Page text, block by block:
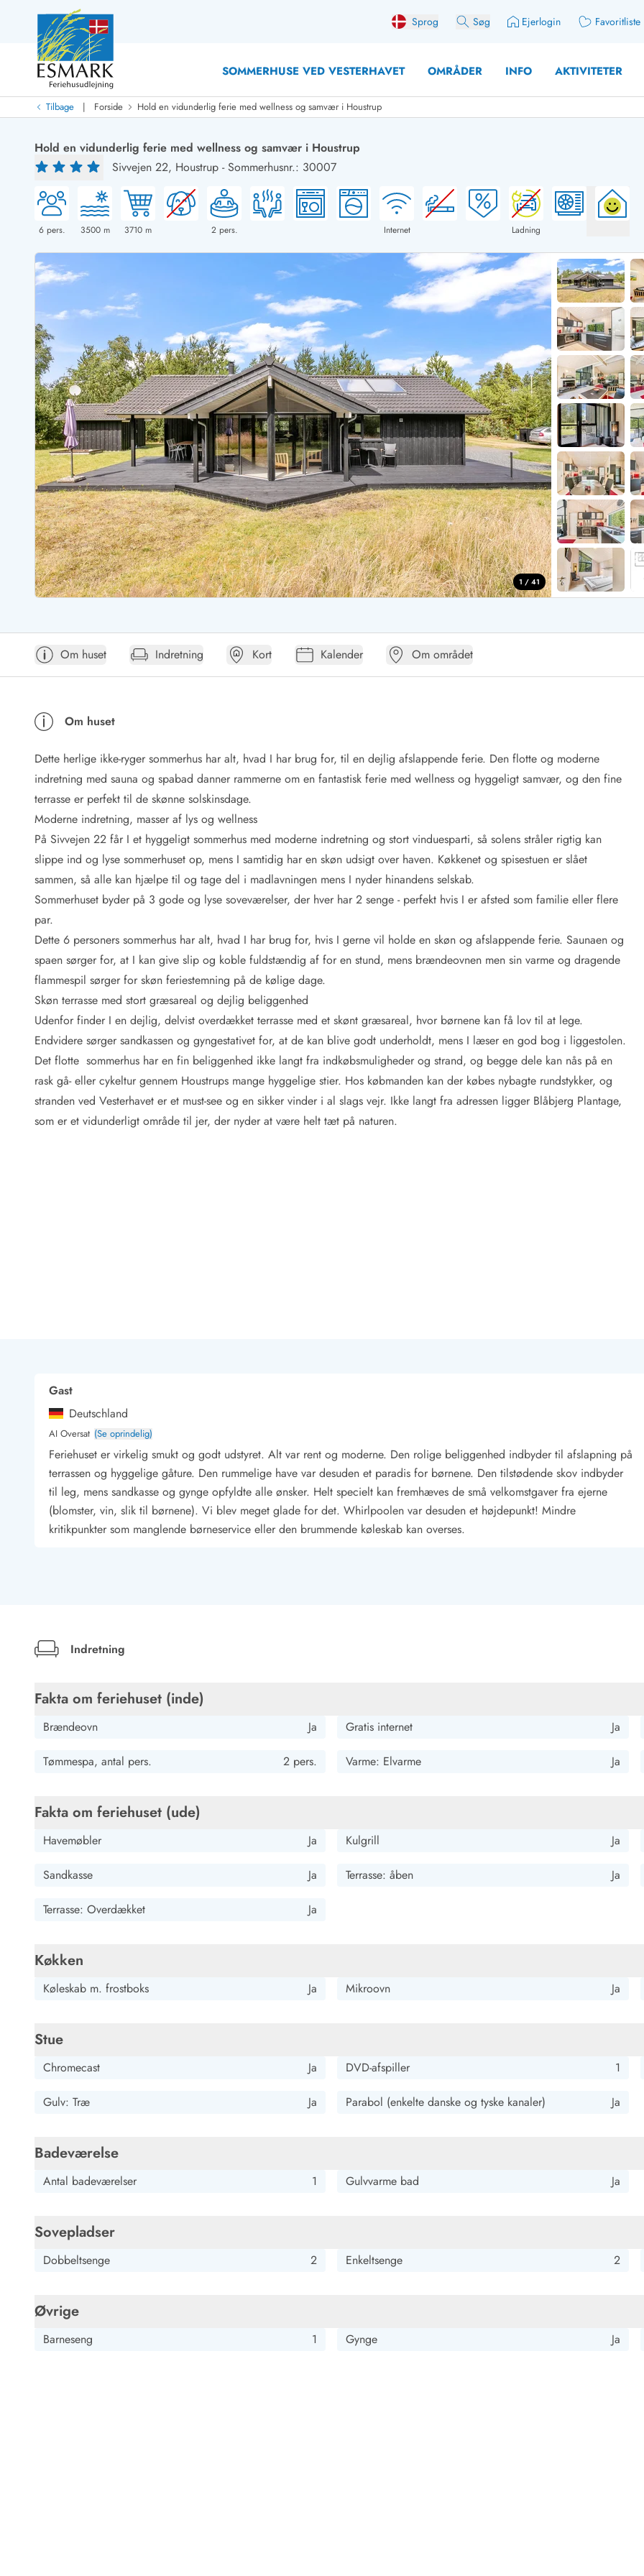
Sprog Søg Ejerlogin Favoritliste
SOMMERHUSE VED VESTERHAVET OMRÅDER INFO AKTIVITETER
Last Minute
Last minute
Nyheder
Nyheder hos Esmark Med swimmingpoolSommerhuse med hund
Nyrenoverede sommerhuse
Sommerhuse med slutrengøring inklusive
Sommerhuse tæt ved vandet
Nybyggede sommerhuse
Sommerhuse med sauna
Røgfrie/ikke-ryger sommerhuse
Sommerhuse med udsigt
Sommerhuse med spa
Sommerhuse med fredagsskift
Sommerhuse med lørdagsskift
Sommerhuse med søndagsskift
Sommerhuse med plads til fangsten
Sommerhuse med aktivitetsrum
Feriehuse med brændeovn
Luksussommerhuse
Sommerhuse med ydersæsonrabat
Sommerhuse for 2 personer
Sommerhuse for 4 Personer
Sommerhuse for 6 Personer
Sommerhuse for 8 Personer
Sommerhuse for 10
Sommerhuse for 12
Sommerhuse for 14
Sommerhuse i
Sommerhuse i
Sommerhuse i
Sommerhuse i
Sommerhuse i juleferien
Sommerhuse til nytår
Sommerhuse i BjerregårdSommerhuse i BlåvandSommerhuse i Hvide SandeSommerhuse i Søndervig
Sommerhuse i Årgab
Sommerhuse i Arrild
Sommerhuse i Bjerregård
Sommerhuse i Blåvand
Sommerhuse i Bork Havn
Sommerhuse i Fjand
Sommerhuse på Fanø
Sommerhuse i Grærup Strand
Sommerhuse i Haurvig
Sommerhuse i Henne Strand
Sommerhuse i Ho
Sommerhuse i Houstrup
Sommerhuse i Houvig
Sommerhus på Holmsland Klit
Sommerhuse på Holmsland
Sommerhuse i Hvide Sande
Sommerhuse i Jegum
Sommerhuse i Klegod
Sommerhuse i Lodbjerg
Sommerhuse i Nr.
Sommerhuse på Rømø
Sommerhuse i Søndervig
Sommerhuse i
Sommerhuse i
Sommerhuse i Vedersø
Sommerhuse i Vejers
Sommerhuse i Vester
Esmark RejsecurityEsmark KidsVIPEsmark VIP partnerfordeleFordele hos os
Sommerhus ABC
Forbrugsafregning (Strøm, vand...)
Lån og lej
Rengøring
Gavekort
Book tidligt
Lejebetingelser
Vejret i Danmark
Sæsontider
Baderegler
Naturbeskyttelse
Webcam
Fotokonkurrence
Fordele hos os
Esmark Rejsecurity
Esmark KidsVIP
Esmark VIP: Fordele og rabataftaler
Prisgaranti
Ingen depositum
Gæsteanmeldelser
Gratis WiFi i ferieområdet
We love people!
Minigolf i Vestjylland
Svømmehaller og badelande
Golfferie i sommerhus
Fitness og træning
Rideskoler/Ponyridning
Vandring langs Vestkysten
Vandski for hele familien
Kulinariske oplevelser
Sandskulpturfestival
Vikingetiden i Danmark
Kontakt BjerregårdKontakt Søndervig Kontakt Fanø Kontakt BlåvandKontakt Vejers
Bæredygtighed
Nyhedsbrev
Sponsorater - Esmark støtter
Lejebetingelser
Persondata- og cookiepolitik
Tilbage | Forside Hold en vidunderlig ferie med wellness og samvær i Houstrup
Hold en vidunderlig ferie med wellness og samvær i Houstrup
Sivvejen 22, Houstrup -Sommerhusnr.: 30007
6pers. 3500m 3710 m 2pers. Internet Ladning
1 / 41
Om huset Indretning Kort Kalender Om området
Om huset
Dette herlige ikke-ryger sommerhus har alt, hvad I har brug for, til en dejlig afslappende ferie. Den flotte og moderne
indretning med sauna og spabad danner rammerne om en fantastisk ferie med wellness og hyggeligt samvær, og den fine
terrasse er perfekt til de skønne solskinsdage.
Moderne indretning, masser af lys og wellness
På Sivvejen 22 får I et hyggeligt sommerhus med moderne indretning og stort vinduesparti, så solens stråler rigtig kan
slippe ind og lyse sommerhuset op, mens I samtidig har en skøn udsigt over haven. Køkkenet og spisestuen er slået
sammen, så alle kan hjælpe til og tage del i madlavningen mens I nyder hinandens selskab.
Sommerhuset byder på 3 gode og lyse soveværelser, der hver har 2 senge - perfekt hvis I er afsted som familie eller flere
par.
Dette 6 personers sommerhus har alt, hvad I har brug for, hvis I gerne vil holde en skøn og afslappende ferie. Saunaen og
spaen sørger for, at I kan give slip og koble fuldstændig af for en stund, mens brændeovnen men sin varme og dragende
flammespil sørger for skøn feriestemning på de kølige dage.
Skøn terrasse med stort græsareal og dejlig beliggenhed
Udenfor finder I en dejlig, delvist overdækket terrasse med et skønt græsareal, hvor børnene kan få lov til at lege.
Endvidere sørger sandkassen og gyngestativet for, at de kan blive godt underholdt, mens I læser en god bog i liggestolen.
Det flotte sommerhus har en fin beliggenhed ikke langt fra indkøbsmuligheder og strand, og begge dele kan nås på en
rask gå- eller cykeltur gennem Houstrups mange hyggelige stier. Hos købmanden kan der købes nybagte rundstykker, og
stranden ved Vesterhavet er et must-see og en sikker vinder i al slags vejr. Ikke langt fra adressen ligger Blåbjerg Plantage,
som er et vidunderligt område til jer, der nyder at være helt tæt på naturen.
Gast
Deutschland
AI Oversat (Se oprindelig)
Feriehuset er virkelig smukt og godt udstyret. Alt var rent og moderne. Den rolige beliggenhed indbyder til afslapning på
terrassen og hyggelige gåture. Den rummelige have var desuden et paradis for børnene. Den tilstødende skov indbyder
til leg, mens sandkasse og gynge opfyldte alle ønsker. Helt specielt kan fremhæves de små velkomstgaver fra ejerne
(blomster, vin, slik til børnene). Vi blev meget glade for det. Whirlpoolen var desuden et højdepunkt! Mindre
kritikpunkter som manglende børneservice eller den brummende køleskab kan overses.
Indretning
Fakta om feriehuset (inde)
Brændeovn Ja Gratis internet Ja
Tømmespa, antal pers. 2 pers. Varme: Elvarme Ja
Fakta om feriehuset (ude)
Havemøbler Ja Kulgrill Ja
Sandkasse Ja Terrasse: åben Ja
Terrasse: Overdækket Ja
Køkken
Køleskab m. frostboks Ja Mikroovn Ja
Stue
Chromecast Ja DVD-afspiller 1
Gulv: Træ Ja Parabol (enkelte danske og tyske kanaler) Ja
Badeværelse
Antal badeværelser 1 Gulvvarme bad Ja
Sovepladser
Dobbeltsenge 2 Enkeltsenge 2
Øvrige
Barneseng 1 Gynge Ja